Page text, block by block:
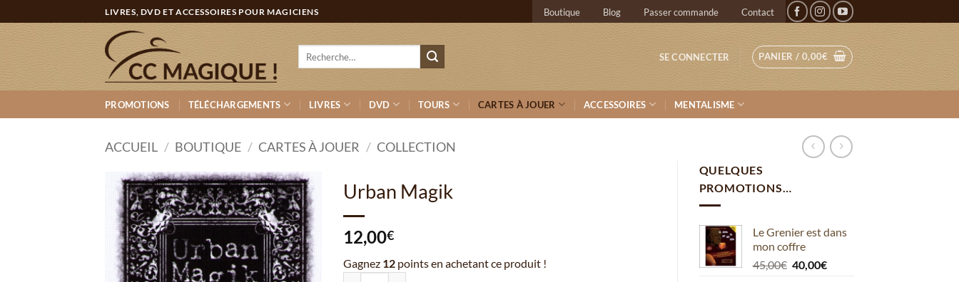
au
LIVRES, DVD ET ACCESSOIRES POUR MAGICIENS Boutique Blog Passer commande Contact
SE CONNECTER PANIER / 0,00€
PROMOTIONS TÉLÉCHARGEMENTS LIVRES DVD TOURS CARTES À JOUER ACCESSOIRES MENTALISME
ACCUEIL / BOUTIQUE / CARTES À JOUER / COLLECTION
QUELQUES
PROMOTIONS…
Le Grenier est dans
mon coffre
45,00€ Le
40,00€Le
Ajouter
à la
wishlist
Urban Magik
12,00€
Gagnez 12points en achetant ce produit !